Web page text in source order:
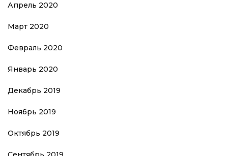
Апрель 2020
Март 2020
Февраль 2020
Январь 2020
Декабрь 2019
Ноябрь 2019
Октябрь 2019